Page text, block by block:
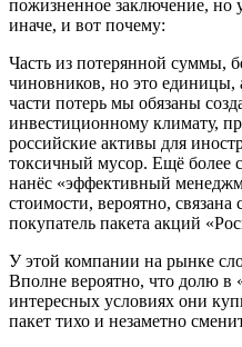
пожизненное заключение, но
иначе, и вот почему:
Часть из потерянной суммы,
чиновников, но это единицы,
части потерь мы обязаны
инвестиционному климату,
российские активы для
токсичный мусор. Ещё более
нанёс «эффективный
стоимости, вероятно, связана
покупатель пакета акций
У этой компании на рынке
Вполне вероятно, что долю в
интересных условиях они
пакет тихо и незаметно